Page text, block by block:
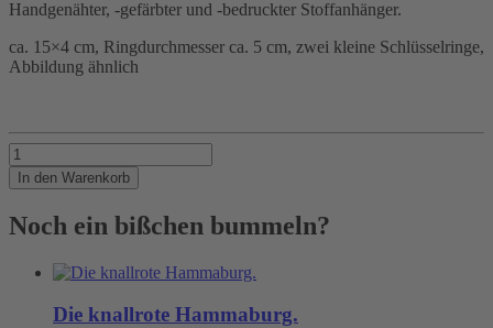
Handgenähter, -gefärbter und -bedruckter Stoffanhänger.
ca. 15×4 cm, Ringdurchmesser ca. 5 cm, zwei kleine Schlüsselringe,
Abbildung ähnlich
Boote
schliesst
man
im
In den Warenkorb
Noch ein bißchen bummeln?
Die knallrote Hammaburg.